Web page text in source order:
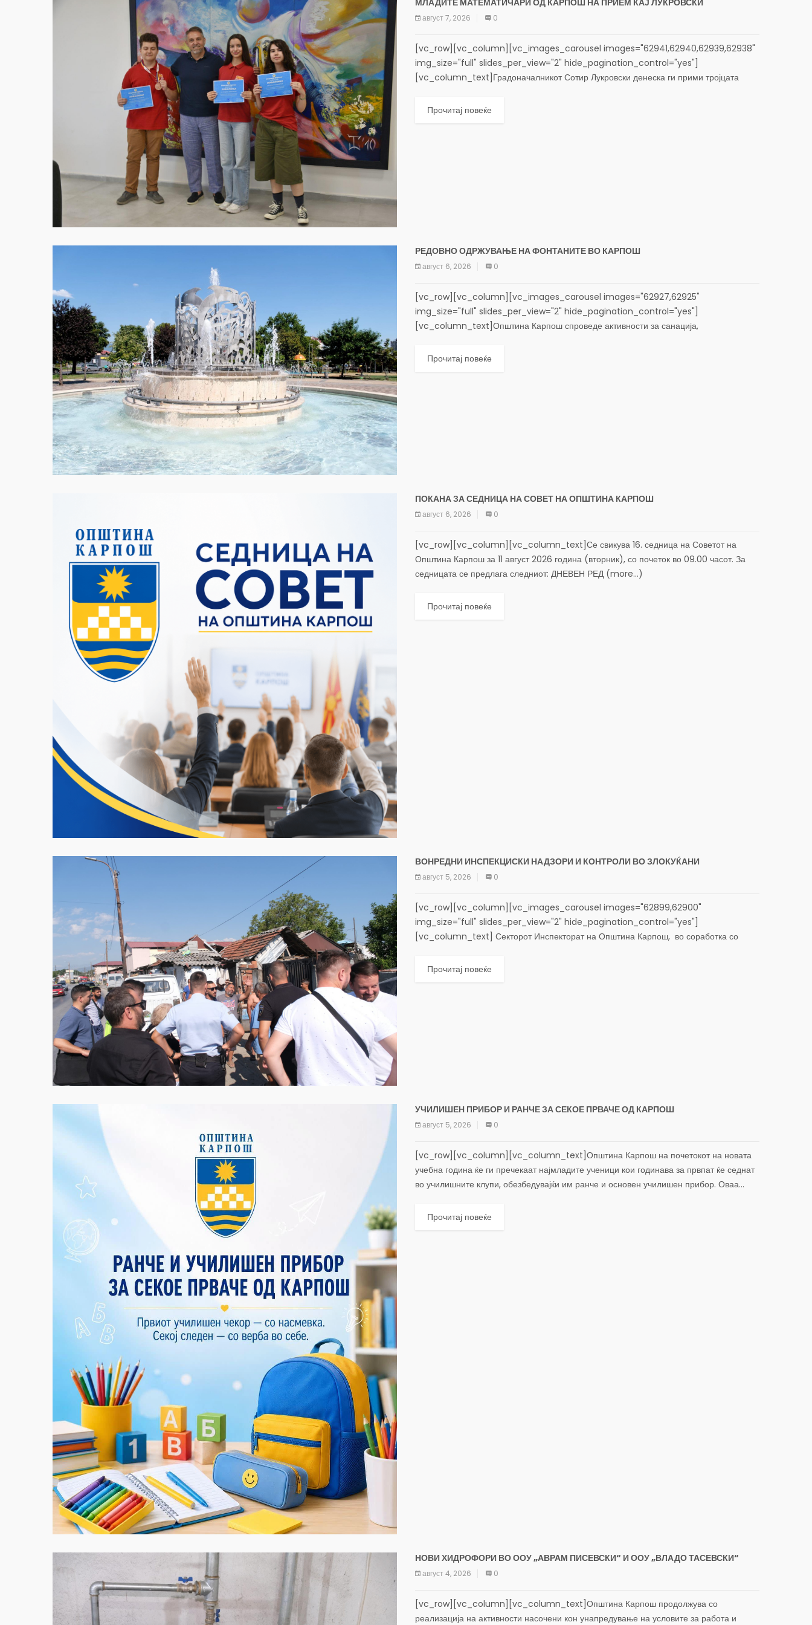
август 7, 2026 0
[vc_row][vc_column][vc_images_carousel images="62941,62940,62939,62938"
img_size="full" slides_per_view="2" hide_pagination_control="yes"]
[vc_column_text]Градоначалникот Сотир Лукровски денеска ги прими тројцата
30. Јуниорска балканска математичка олимпијада (JBMO 2026),...
Прочитај повеќе
РЕДОВНО ОДРЖУВАЊЕ НА ФОНТАНИТЕ ВО КАРПОШ
август 6, 2026 0
[vc_row][vc_column][vc_images_carousel images="62927,62925"
img_size="full" slides_per_view="2" hide_pagination_control="yes"]
[vc_column_text]Општина Карпош спроведе активности за санација,
обезбедување нивна непречена, безбедна и ефикасна работа во текот...
Прочитај повеќе
ПОКАНА ЗА СЕДНИЦА НА СОВЕТ НА ОПШТИНА КАРПОШ
август 6, 2026 0
[vc_row][vc_column][vc_column_text]Се свикува 16. седница на Советот на
Општина Карпош за 11 август 2026 година (вторник), со почеток во 09.00 часот. За
седницата се предлага следниот: ДНЕВЕН РЕД (more…)
Прочитај повеќе
ВОНРЕДНИ ИНСПЕКЦИСКИ НАДЗОРИ И КОНТРОЛИ ВО ЗЛОКУЌАНИ
август 5, 2026 0
[vc_row][vc_column][vc_images_carousel images="62899,62900"
img_size="full" slides_per_view="2" hide_pagination_control="yes"]
[vc_column_text] Секторот Инспекторат на Општина Карпош, во соработка со
инспекциски надзори во УЗ Злокуќани. Во фокус на контролите беа...
Прочитај повеќе
УЧИЛИШЕН ПРИБОР И РАНЧЕ ЗА СЕКОЕ ПРВАЧЕ ОД КАРПОШ
август 5, 2026 0
[vc_row][vc_column][vc_column_text]Општина Карпош на почетокот на новата
учебна година ќе ги пречекаат најмладите ученици кои годинава за првпат ќе седнат
во училишните клупи, обезбедувајќи им ранче и основен училишен прибор. Оваа...
Прочитај повеќе
НОВИ ХИДРОФОРИ ВО ООУ „АВРАМ ПИСЕВСКИ“ И ООУ „ВЛАДО ТАСЕВСКИ“
август 4, 2026 0
[vc_row][vc_column][vc_column_text]Општина Карпош продолжува со
реализација на активности насочени кон унапредување на условите за работа и